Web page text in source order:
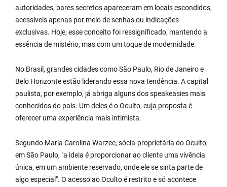
autoridades, bares secretos apareceram em locais escondidos,
acessíveis apenas por meio de senhas ou indicações
exclusivas. Hoje, esse conceito foi ressignificado, mantendo a
essência de mistério, mas com um toque de modernidade.
No Brasil, grandes cidades como São Paulo, Rio de Janeiro e
Belo Horizonte estão liderando essa nova tendência. A capital
paulista, por exemplo, já abriga alguns dos speakeasies mais
conhecidos do país. Um deles é o Oculto, cuja proposta é
oferecer uma experiência mais intimista.
Segundo Maria Carolina Warzee, sócia-proprietária do Oculto,
em São Paulo, "a ideia é proporcionar ao cliente uma vivência
única, em um ambiente reservado, onde ele se sinta parte de
algo especial". O acesso ao Oculto é restrito e só acontece